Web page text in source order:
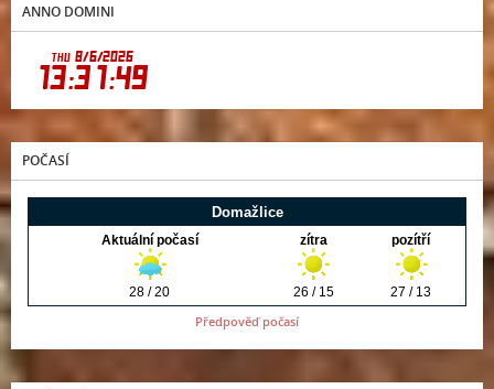
ANNO DOMINI
POČASÍ
Předpověď počasí